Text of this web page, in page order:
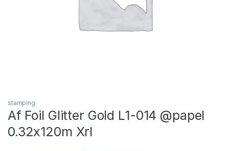
stamping
Af Foil Glitter Gold L1-014 @papel
0.32x120m Xrl